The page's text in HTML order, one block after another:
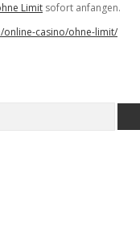
Limit sofort anfangen.
casino/ohne-limit/